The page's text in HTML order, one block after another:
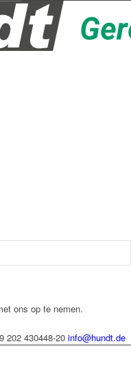
ons op te nemen.
202 430448-20 info@hundt.de